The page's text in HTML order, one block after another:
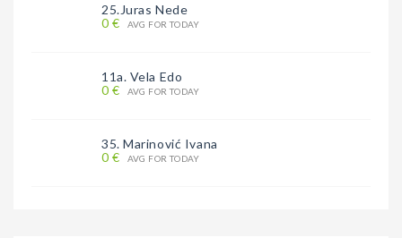
25.Juras Nede
0 €
AVG FOR TODAY
11a. Vela Edo
0 €
AVG FOR TODAY
35. Marinović Ivana
0 €
AVG FOR TODAY